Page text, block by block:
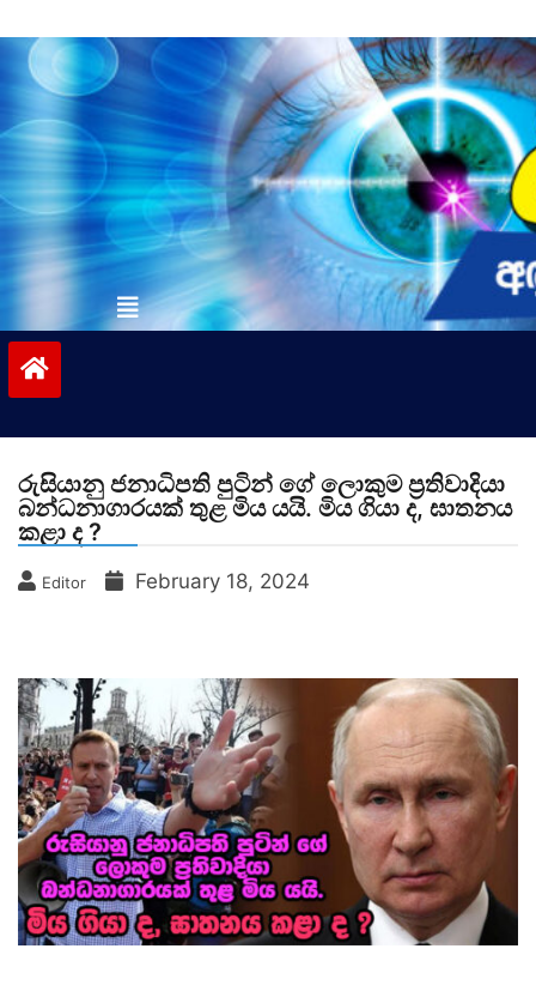
to
contentvinivida.lk
රුසියානු ජනාධිපති පුටින් ගේ ලොකුම ප්‍රතිවාදියා
බන්ධනාගාරයක් තුළ මිය යයි. මිය ගියා ද, ඝාතනය
කළා ද ?
Editor February 18, 2024